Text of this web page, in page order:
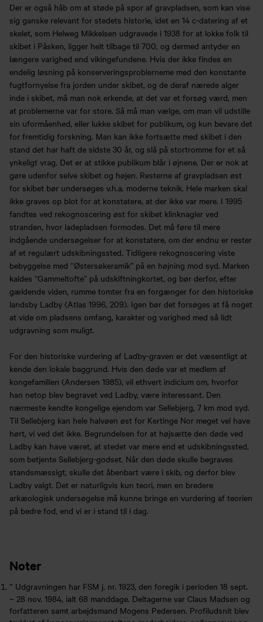
Der er også håb om at støde på spor af gravpladsen, som kan vise
sig ganske relevant for stedets historie, idet en 14 c-datering af et
skelet, som Helweg Mikkelsen udgravede i 1938 for at lokke folk til
skibet i Påsken, ligger helt tilbage til 700, og dermed antyder en
længere varighed end vikingefundene. Hvis der ikke findes en
endelig løsning på konserveringsproblerneme med den konstante
fugtfornyelse fra jorden under skibet, og de deraf nærede alger
inde i skibet, må man nok erkende, at det var et forsøg værd, men
at problemerne var for store. Så må man vælge, om man vil udstille
sin uformåenhed, eller lukke skibet for publikum, og kun bevare det
for fremtidig forskning. Man kan ikke fortsætte med skibet i den
stand det har haft de sidste 30 år, og slå på stortromme for et så
ynkeligt vrag. Det er at stikke publikum blår i øjnene. Der er nok at
gøre udenfor selve skibet og højen. Resterne af gravpladsen øst
for skibet bør undersøges v.h.a. moderne teknik. Hele marken skal
ikke graves op blot for at konstatere, at der ikke var mere. I 1995
fandtes ved rekognoscering øst for skibet klinknagler ved
stranden, hvor ladepladsen formodes. Det må føre til mere
indgående undersøgelser for at konstatere, om der endnu er rester
af et regulært udskibningssted. Tidligere rekognoscering viste
bebyggelse med ‘‘Østersøkeramik” på en højning mod syd. Marken
kaldes “Gammeltofte” på udskiftningkortet, og bør derfor, efter
gældende viden, rumme tomter fra en forgænger for den historiske
landsby Ladby (Atlas 1996, 209). Igen bør det forsøges at få noget
at vide om pladsens omfang, karakter og varighed med så lidt
udgravning som muligt.
For den historiske vurdering af Ladby-graven er det væsentligt at
kende den lokale baggrund. Hvis den døde var et medlem af
kongefamilien (Andersen 1985), vil ethvert indicium om, hvorfor
han netop blev begravet ved Ladby, være interessant. Den
nærmeste kendte kongelige ejendom var Sellebjerg, 7 km mod syd.
Til Sellebjerg kan hele halvøen øst for Kertinge Nor meget vel have
hørt, vi ved det ikke. Begrundelsen for at højsætte den døde ved
Ladby kan have været, at stedet var mere end et udskibningssted,
som betjente Sellebjerg-godset. Når den døde skulle begraves
standsmæssigt, skulle det åbenbart være i skib, og derfor blev
Ladby valgt. Det er naturligvis kun teori, men en bredere
arkæologisk undersøgelse må kunne bringe en vurdering af teorien
på bedre fod, end vi er i stand til i dag.
Noter
^ Udgravningen har FSM j. nr. 1923, den foregik i perioden 18 sept.
– 28 nov. 1984, ialt 68 manddage. Deltagerne var Claus Madsen og
forfatteren samt arbejdsmand Mogens Pedersen. Profiludsnit blev
Køb årskort Forskning